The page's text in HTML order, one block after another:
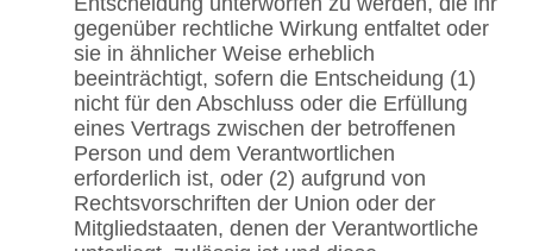
gegenüber rechtliche Wirkung entfaltet oder
sie in ähnlicher Weise erheblich
beeinträchtigt, sofern die Entscheidung (1)
nicht für den Abschluss oder die Erfüllung
eines Vertrags zwischen der betroffenen
Person und dem Verantwortlichen
erforderlich ist, oder (2) aufgrund von
Rechtsvorschriften der Union oder der
Mitgliedstaaten, denen der Verantwortliche